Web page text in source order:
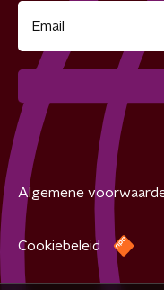
Algemene
Cookiebeleid